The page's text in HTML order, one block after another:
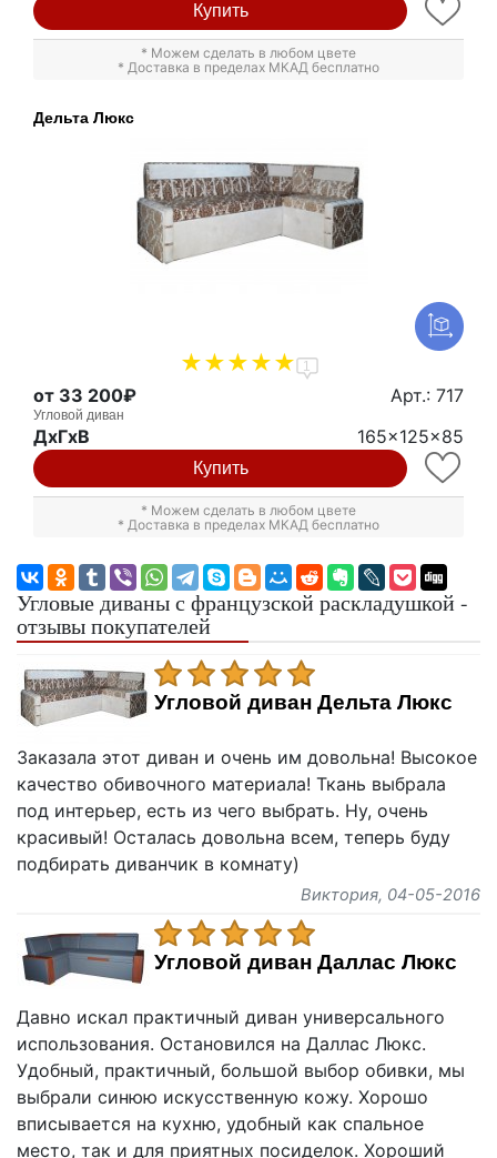
Купить
* Можем сделать в любом цвете
* Доставка в пределах МКАД бесплатно
Дельта Люкс
1
от 33 200₽ Арт.: 717
Угловой диван
ДxГxВ 165x125x85
Купить
* Можем сделать в любом цвете
* Доставка в пределах МКАД бесплатно
Угловые диваны с французской раскладушкой -
отзывы покупателей
Угловой диван Дельта Люкс
Заказала этот диван и очень им довольна! Высокое
качество обивочного материала! Ткань выбрала
под интерьер, есть из чего выбрать. Ну, очень
красивый! Осталась довольна всем, теперь буду
подбирать диванчик в комнату)
Виктория, 04-05-2016
Угловой диван Даллас Люкс
Давно искал практичный диван универсального
использования. Остановился на Даллас Люкс.
Удобный, практичный, большой выбор обивки, мы
выбрали синюю искусственную кожу. Хорошо
вписывается на кухню, удобный как спальное
место, так и для приятных посиделок. Хороший